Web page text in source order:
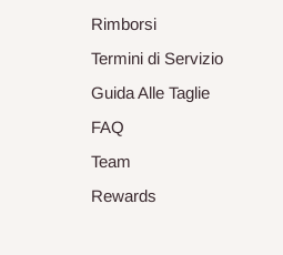
Rimborsi
Termini di Servizio
Guida Alle Taglie
FAQ
Team
Rewards